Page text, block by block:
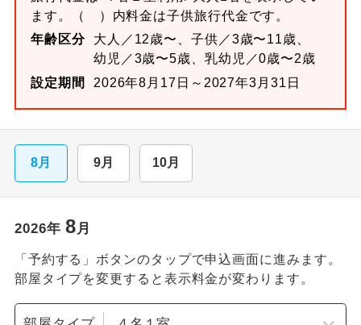
ます。
（ ）内料金は子供旅行代金です。
年齢区分
大人／12歳〜、子供／3歳〜11歳、
幼児／3歳〜5歳、乳幼児／0歳〜2歳
設定期間
2026年8月17日～2027年3月31日
8月 9月 10月
2026年 8月
「予約する」ボタンのタップで申込画面に進みます。
部屋タイプを変更すると表示料金が変わります。